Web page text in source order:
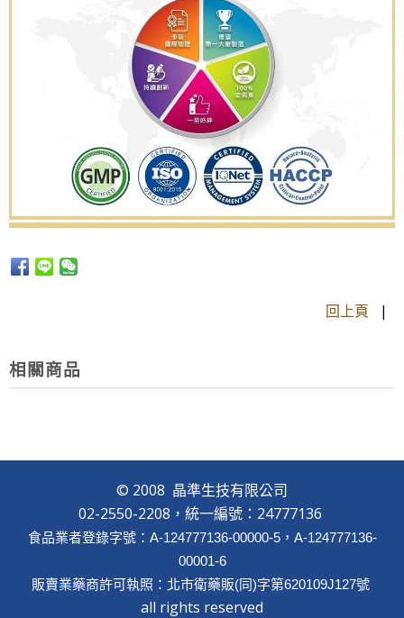
回上頁 |
相關商品
© 2008 晶準生技有限公司
02-2550-2208，統一編號：24777136
食品業者登錄字號：A-124777136-00000-5，A-124777136-
00001-6
販賣業藥商許可執照：北市衛藥販(同)字第620109J127號
all rights reserved